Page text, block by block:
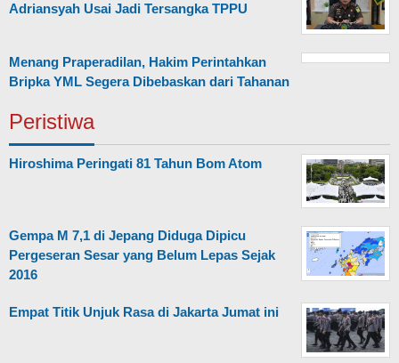
Adriansyah Usai Jadi Tersangka TPPU
Menang Praperadilan, Hakim Perintahkan
Bripka YML Segera Dibebaskan dari Tahanan
Peristiwa
Hiroshima Peringati 81 Tahun Bom Atom
Gempa M 7,1 di Jepang Diduga Dipicu
Pergeseran Sesar yang Belum Lepas Sejak
2016
Empat Titik Unjuk Rasa di Jakarta Jumat ini